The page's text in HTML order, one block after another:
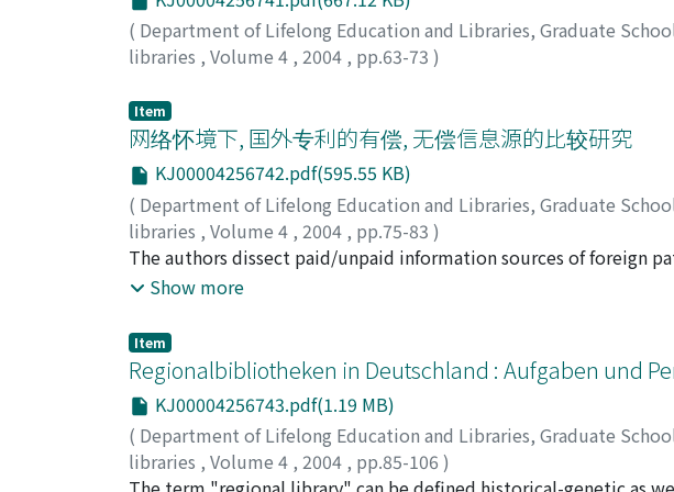
( Department of Lifelong Education and Libraries, Graduate
libraries , Volume 4 , 2004 , pp.63-73 )
Item
网络怀境下, 国外专利的有偿, 无偿信息源的比较研究
KJ00004256742.pdf(595.55 KB)
( Department of Lifelong Education and Libraries, Graduate
libraries , Volume 4 , 2004 , pp.75-83 )
顾, 震宇;林, 鹤;Gu, Zhen-Yu;Lin, He
The authors dissect paid/unpaid information sources of foreign
strengths and weaknesses respectively, followed with
suggest an efficient method for searching patents from these
advantages and avoiding their shortcomings respectively.
Show more
Item
Regionalbibliotheken in Deutschland : Aufgaben und
KJ00004256743.pdf(1.19 MB)
( Department of Lifelong Education and Libraries, Graduate
libraries , Volume 4 , 2004 , pp.85-106 )